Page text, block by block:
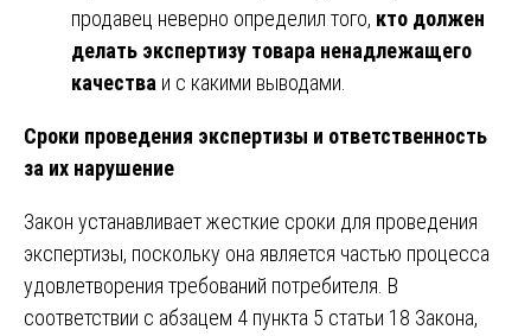
продавец неверно определил того, кто должен
делать экспертизу товара ненадлежащего
качества и с какими выводами.
Сроки проведения экспертизы и ответственность
за их нарушение
Закон устанавливает жесткие сроки для проведения
экспертизы, поскольку она является частью процесса
удовлетворения требований потребителя. В
соответствии с абзацем 4 пункта 5 статьи 18 Закона,